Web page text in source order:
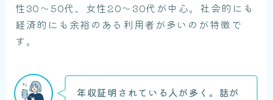
性30〜50代、女性20〜30代が中心。社会的にも
経済的にも余裕のある利用者が多いのが特徴で
す。
年収証明されている人が多く。話が